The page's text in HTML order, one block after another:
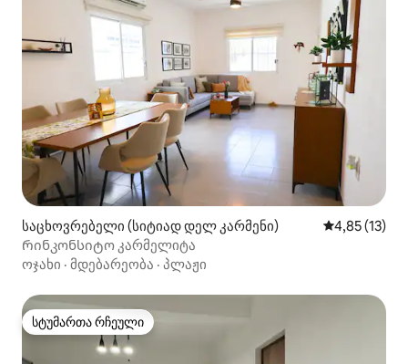
საცხოვრებელი (სიტიად დელ კარმენი) საშუალო
4,85 (13)
Რინკონსიტო კარმელიტა
ოჯახი · მდებარეობა · პლაჟი
სტუმართა რჩეული
სტუმართა რჩეული